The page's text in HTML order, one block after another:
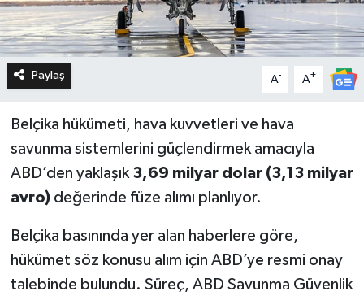
Paylaş A- A+
Belçika hükümeti, hava kuvvetleri ve hava
savunma sistemlerini güçlendirmek amacıyla
ABD’den yaklaşık 3,69 milyar dolar (3,13 milyar
avro)değerinde füze alımı planlıyor.
Belçika basınında yer alan haberlere göre,
hükümet söz konusu alım için ABD’ye resmi onay
talebinde bulundu. Süreç, ABD Savunma Güvenlik